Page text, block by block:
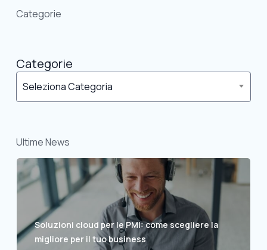
Categorie
Categorie
Seleziona Categoria
Ultime News
Soluzioni cloud per le PMI: come scegliere la
migliore per il tuo business